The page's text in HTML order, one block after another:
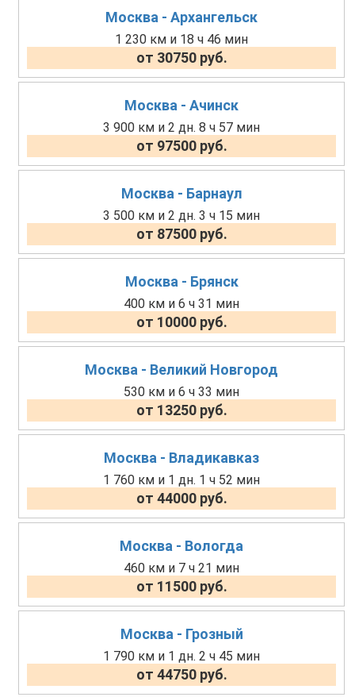
Москва - Архангельск
1 230 км и 18 ч 46 мин
от 30750 руб.
Москва - Ачинск
3 900 км и 2 дн. 8 ч 57 мин
от 97500 руб.
Москва - Барнаул
3 500 км и 2 дн. 3 ч 15 мин
от 87500 руб.
Москва - Брянск
400 км и 6 ч 31 мин
от 10000 руб.
Москва - Великий Новгород
530 км и 6 ч 33 мин
от 13250 руб.
Москва - Владикавказ
1 760 км и 1 дн. 1 ч 52 мин
от 44000 руб.
Москва - Вологда
460 км и 7 ч 21 мин
от 11500 руб.
Москва - Грозный
1 790 км и 1 дн. 2 ч 45 мин
от 44750 руб.